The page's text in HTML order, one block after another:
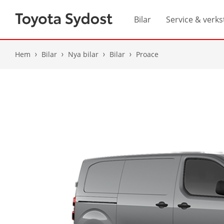
Bilar Service &
Hem Bilar Nya bilar Bilar Proace